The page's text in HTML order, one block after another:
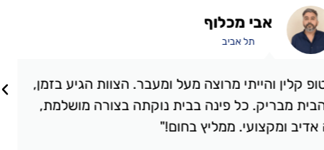
קלין והייתי מרוצה מעל ומעבר. הצוות הגיע בזמן,
מבריק. כל פינה בבית נוקתה בצורה מושלמת,
ומקצועי. ממליץ בחום!"
אבי מכלוף
תל אביב